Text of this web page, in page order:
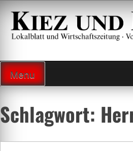
Zum
Inhalt
springen
Menu
Schlagwort: